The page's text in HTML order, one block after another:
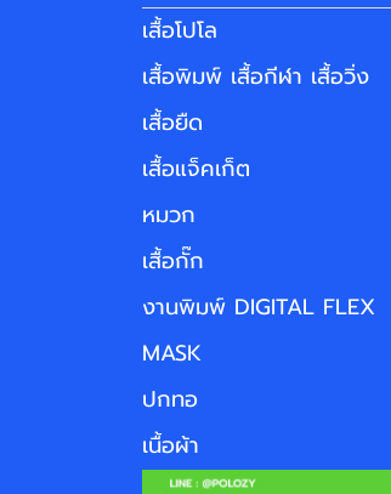
เสื้อโปโล
เสื้อพิมพ์ เสื้อกีฬา เสื้อวิ่ง
เสื้อยืด
เสื้อแจ็คเก็ต
หมวก
เสื้อกั๊ก
งานพิมพ์ DIGITAL FLEX
MASK
ปกทอ
เนื้อผ้า